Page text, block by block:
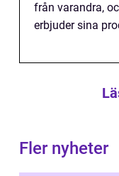
från varandra,
erbjuder sina
Fler nyheter